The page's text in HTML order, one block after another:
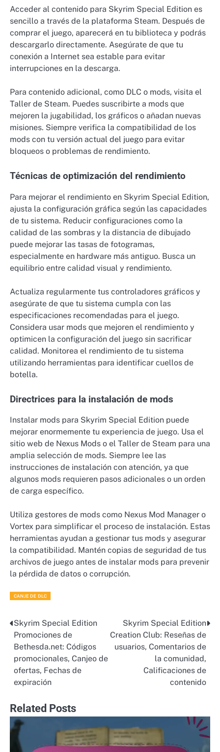
Acceder al contenido para Skyrim Special Edition es
sencillo a través de la plataforma Steam. Después de
comprar el juego, aparecerá en tu biblioteca y podrás
descargarlo directamente. Asegúrate de que tu
conexión a Internet sea estable para evitar
interrupciones en la descarga.
Para contenido adicional, como DLC o mods, visita el
Taller de Steam. Puedes suscribirte a mods que
mejoren la jugabilidad, los gráficos o añadan nuevas
misiones. Siempre verifica la compatibilidad de los
mods con tu versión actual del juego para evitar
bloqueos o problemas de rendimiento.
Técnicas de optimización del rendimiento
Para mejorar el rendimiento en Skyrim Special Edition,
ajusta la configuración gráfica según las capacidades
de tu sistema. Reducir configuraciones como la
calidad de las sombras y la distancia de dibujado
puede mejorar las tasas de fotogramas,
especialmente en hardware más antiguo. Busca un
equilibrio entre calidad visual y rendimiento.
Actualiza regularmente tus controladores gráficos y
asegúrate de que tu sistema cumpla con las
especificaciones recomendadas para el juego.
Considera usar mods que mejoren el rendimiento y
optimicen la configuración del juego sin sacrificar
calidad. Monitorea el rendimiento de tu sistema
utilizando herramientas para identificar cuellos de
botella.
Directrices para la instalación de mods
Instalar mods para Skyrim Special Edition puede
mejorar enormemente tu experiencia de juego. Usa el
sitio web de Nexus Mods o el Taller de Steam para una
amplia selección de mods. Siempre lee las
instrucciones de instalación con atención, ya que
algunos mods requieren pasos adicionales o un orden
de carga específico.
Utiliza gestores de mods como Nexus Mod Manager o
Vortex para simplificar el proceso de instalación. Estas
herramientas ayudan a gestionar tus mods y asegurar
la compatibilidad. Mantén copias de seguridad de tus
archivos de juego antes de instalar mods para prevenir
la pérdida de datos o corrupción.
CANJE DE DLC
Post
navigation
Skyrim Special Edition
Promociones de
Bethesda.net: Códigos
promocionales, Canjeo de
ofertas, Fechas de
expiración
Skyrim Special Edition
Creation Club: Reseñas de
usuarios, Comentarios de
la comunidad,
Calificaciones de
contenido
Related Posts